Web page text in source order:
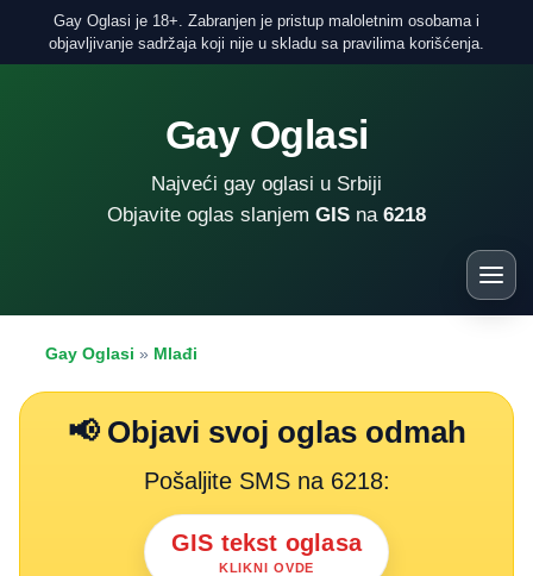
Gay Oglasi je 18+. Zabranjen je pristup maloletnim osobama i
objavljivanje sadržaja koji nije u skladu sa pravilima korišćenja.
Gay Oglasi
Najveći gay oglasi u Srbiji
Objavite oglas slanjem GIS na 6218
Gay Oglasi » Mlađi
📢 Objavi svoj oglas odmah
Pošaljite SMS na 6218:
GIS tekst oglasa
KLIKNI OVDE